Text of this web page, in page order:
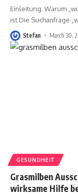
Einleitung: Warum
ist Die Suchanfrage
Stefan March 30,
GESUNDHEIT
Grasmilben
wirksame Hilfe